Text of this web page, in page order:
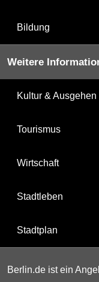
Bildung
Weitere
Kultur & Ausgehen
Tourismus
Wirtschaft
Stadtleben
Stadtplan
Berlin.de ist ein